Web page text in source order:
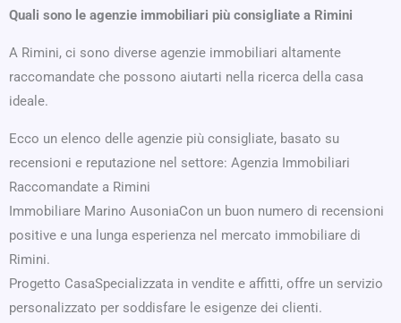
Quali sono le agenzie immobiliari più consigliate a Rimini
A Rimini, ci sono diverse agenzie immobiliari altamente
raccomandate che possono aiutarti nella ricerca della casa
ideale.
Ecco un elenco delle agenzie più consigliate, basato su
recensioni e reputazione nel settore: Agenzia Immobiliari
Raccomandate a Rimini
Immobiliare Marino AusoniaCon un buon numero di recensioni
positive e una lunga esperienza nel mercato immobiliare di
Rimini.
Progetto CasaSpecializzata in vendite e affitti, offre un servizio
personalizzato per soddisfare le esigenze dei clienti.